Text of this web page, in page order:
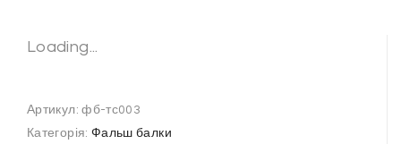
Loading...
Артикул:фб-тс003
Категорія: Фальш балки